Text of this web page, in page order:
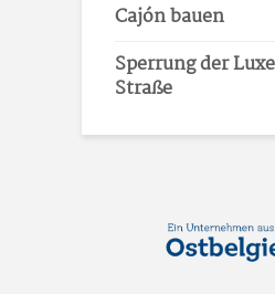
Cajón bauen
Sperrung der
Straße